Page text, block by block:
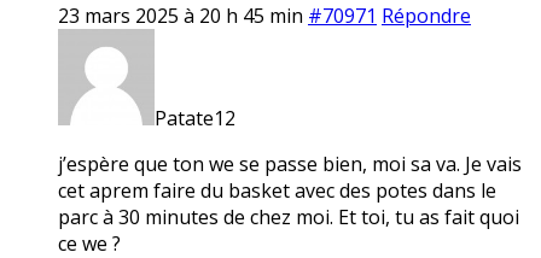
23 mars 2025 à 20 h 45 min #70971 Répondre
Patate12
j’espère que ton we se passe bien, moi sa va. Je vais
cet aprem faire du basket avec des potes dans le
parc à 30 minutes de chez moi. Et toi, tu as fait quoi
ce we ?